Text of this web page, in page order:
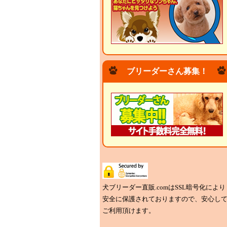
ブリーダーさん募集！
犬ブリーダー直販.comはSSL暗号化により
安全に保護されておりますので、安心して
ご利用頂けます。